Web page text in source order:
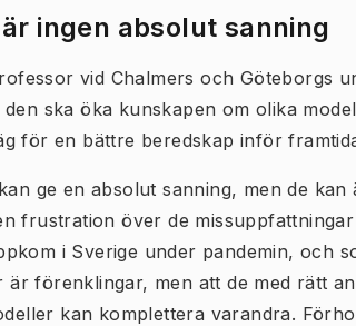
ingen absolut sanning
vid Chalmers och Göteborgs
ska öka kunskapen om olika
för en bättre beredskap inför
ge en absolut sanning, men de
frustration över de
i Sverige under pandemin, och
är förenklingar, men att de med rätt
kan komplettera varandra.